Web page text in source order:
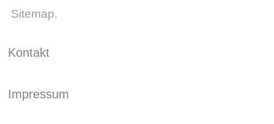
Sitemap.
Kontakt
Impressum